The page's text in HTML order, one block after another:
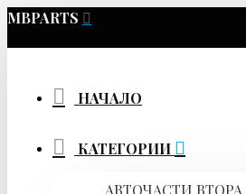
MBPARTS
НАЧАЛО
КАТЕГОРИИ
АВТОЧАСТИ